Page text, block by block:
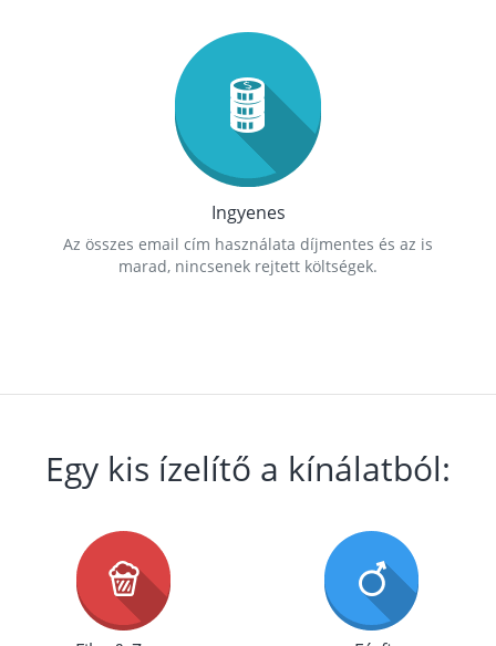
Ingyenes
Az összes email cím használata díjmentes és az is
marad, nincsenek rejtett költségek.
Egy kis ízelítő a kínálatból: